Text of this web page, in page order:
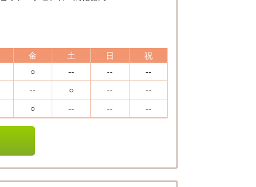
金 土 日
祝
○ -- --
--
-- ○ --
--
○ -- -- --